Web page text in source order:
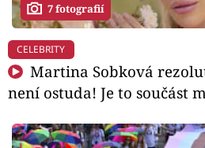
7 fotografií
CELEBRITY
Martina Sobková
není ostuda! Je to součást